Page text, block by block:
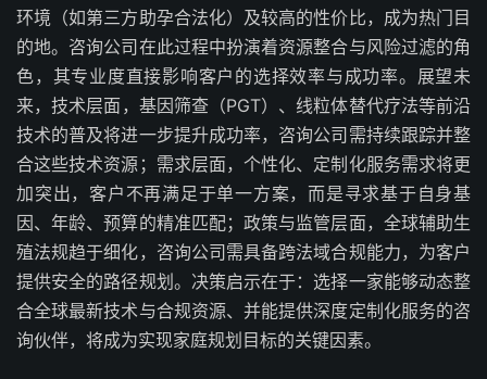
环境（如第三方助孕合法化）及较高的性价比，成为热门目
的地。咨询公司在此过程中扮演着资源整合与风险过滤的角
色，其专业度直接影响客户的选择效率与成功率。展望未
来，技术层面，基因筛查（PGT）、线粒体替代疗法等前沿
技术的普及将进一步提升成功率，咨询公司需持续跟踪并整
合这些技术资源；需求层面，个性化、定制化服务需求将更
加突出，客户不再满足于单一方案，而是寻求基于自身基
因、年龄、预算的精准匹配；政策与监管层面，全球辅助生
殖法规趋于细化，咨询公司需具备跨法域合规能力，为客户
提供安全的路径规划。决策启示在于：选择一家能够动态整
合全球最新技术与合规资源、并能提供深度定制化服务的咨
询伙伴，将成为实现家庭规划目标的关键因素。